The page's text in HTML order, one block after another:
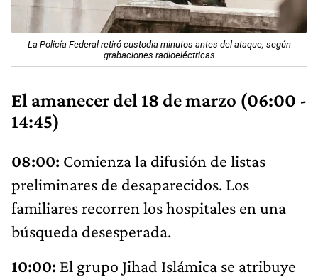
La Policía Federal retiró custodia minutos antes del ataque, según
grabaciones radioeléctricas
El amanecer del 18 de marzo (06:00 -
14:45)
08:00: Comienza la difusión de listas
preliminares de desaparecidos. Los
familiares recorren los hospitales en una
búsqueda desesperada.
10:00: El grupo Jihad Islámica se atribuye